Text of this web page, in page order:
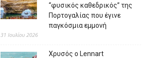
“φυσικός καθεδρικός” της
Πορτογαλίας που έγινε
παγκόσμια εμμονή
31 Ιουλίου 2026
Χρυσός ο Lennart